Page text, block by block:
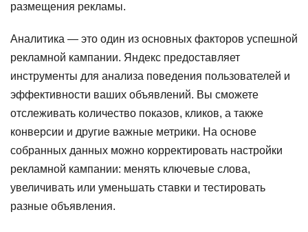
размещения рекламы.
Аналитика — это один из основных факторов успешной
рекламной кампании. Яндекс предоставляет
инструменты для анализа поведения пользователей и
эффективности ваших объявлений. Вы сможете
отслеживать количество показов, кликов, а также
конверсии и другие важные метрики. На основе
собранных данных можно корректировать настройки
рекламной кампании: менять ключевые слова,
увеличивать или уменьшать ставки и тестировать
разные объявления.